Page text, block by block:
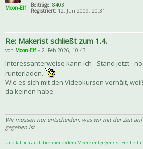
Moon-Elf Beiträge: 8403
Registriert: 12. Jun 2009, 20:31
Re: Makerist schließt zum 1.4.
von Moon-Elf» 2. Feb 2026, 10:43
Interessanterweise kann ich - Stand jetzt -
runterladen.
Wie es sich mit den Videokursen verhält,
da keinen habe.
Wir müssen nur entscheiden, was wir mit der Zeit
gegeben ist
Und fall ich auch brennend/dem Meere entgegen/ist Freiheit